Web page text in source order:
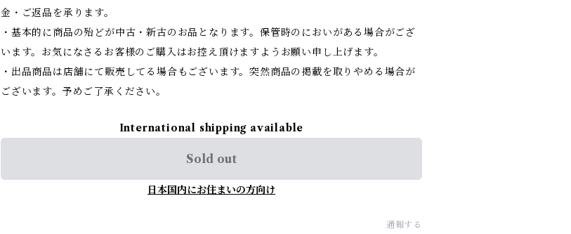
金・ご返品を承ります。
・基本的に商品の殆どが中古・新古のお品となります。保管時のにおいがある場合がござ
います。お気になさるお客様のご購入はお控え頂けますようお願い申し上げます。
・出品商品は店舗にて販売してる場合もございます。突然商品の掲載を取りやめる場合が
ございます。予めご了承ください。
International shipping available
Sold out
日本国内にお住まいの方向け
通報する